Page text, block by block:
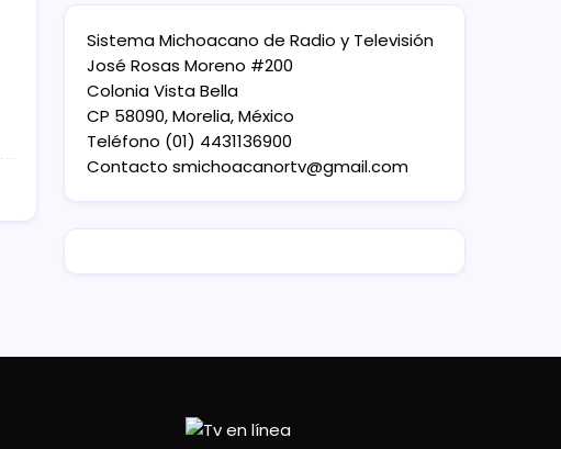
Sistema Michoacano de Radio y Televisión
José Rosas Moreno #200
Colonia Vista Bella
CP 58090, Morelia, México
Teléfono (01) 4431136900
Contacto smichoacanortv@gmail.com